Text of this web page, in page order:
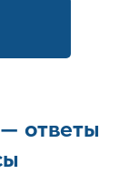
ответы